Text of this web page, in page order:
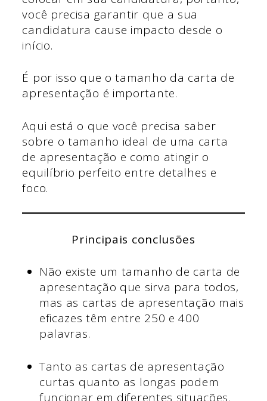
você precisa garantir que a sua
candidatura cause impacto desde o
início.
É por isso que o tamanho da carta de
apresentação é importante.
Aqui está o que você precisa saber
sobre o tamanho ideal de uma carta
de apresentação e como atingir o
equilíbrio perfeito entre detalhes e
foco.
Principais conclusões
Não existe um tamanho de carta de
apresentação que sirva para todos,
mas as cartas de apresentação mais
eficazes têm entre 250 e 400
palavras.
Tanto as cartas de apresentação
curtas quanto as longas podem
funcionar em diferentes situações.